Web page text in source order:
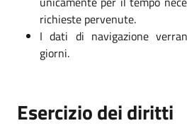
richieste pervenute.
I dati di navigazione
giorni.
Esercizio dei diritti